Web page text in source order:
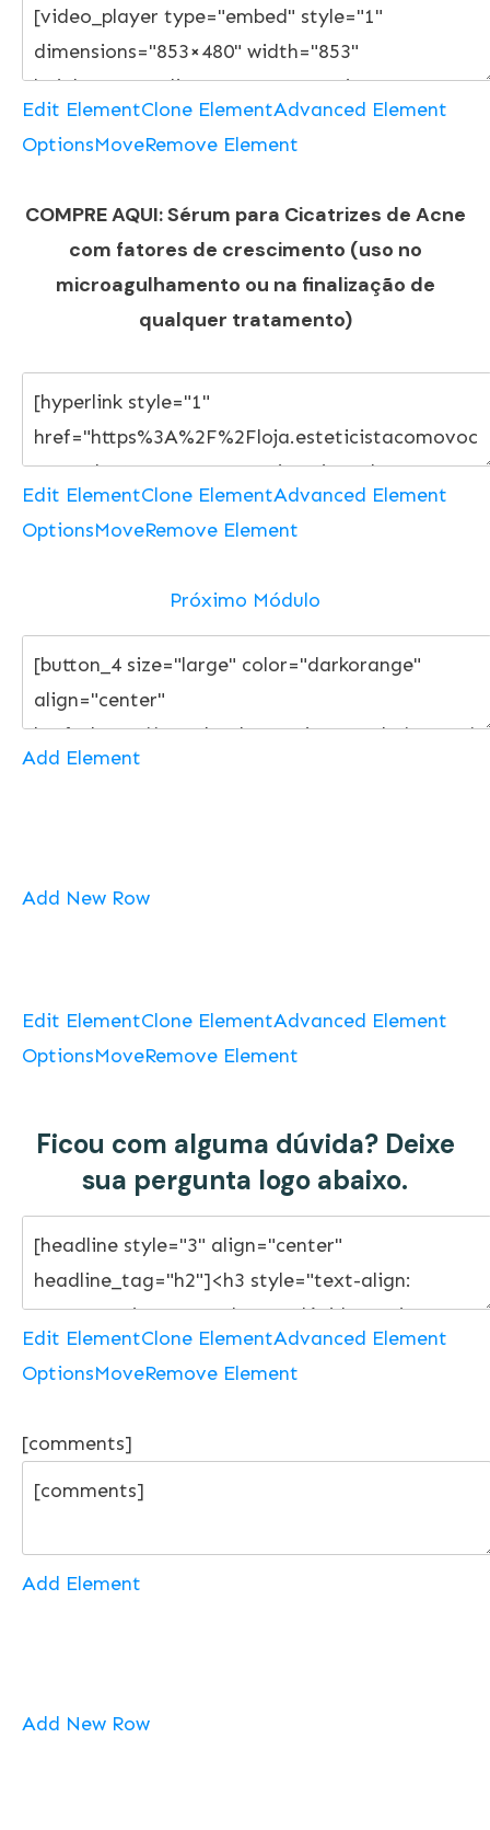
Edit ElementClone ElementAdvanced Element
OptionsMoveRemove Element
COMPRE AQUI: Sérum para Cicatrizes de Acne
com fatores de crescimento (uso no
microagulhamento ou na finalização de
qualquer tratamento)
Edit ElementClone ElementAdvanced Element
OptionsMoveRemove Element
Próximo Módulo
Add Element
Add New Row
Edit ElementClone ElementAdvanced Element
OptionsMoveRemove Element
Ficou com alguma dúvida? Deixe
sua pergunta logo abaixo.
Edit ElementClone ElementAdvanced Element
OptionsMoveRemove Element
[comments]
Add Element
Add New Row